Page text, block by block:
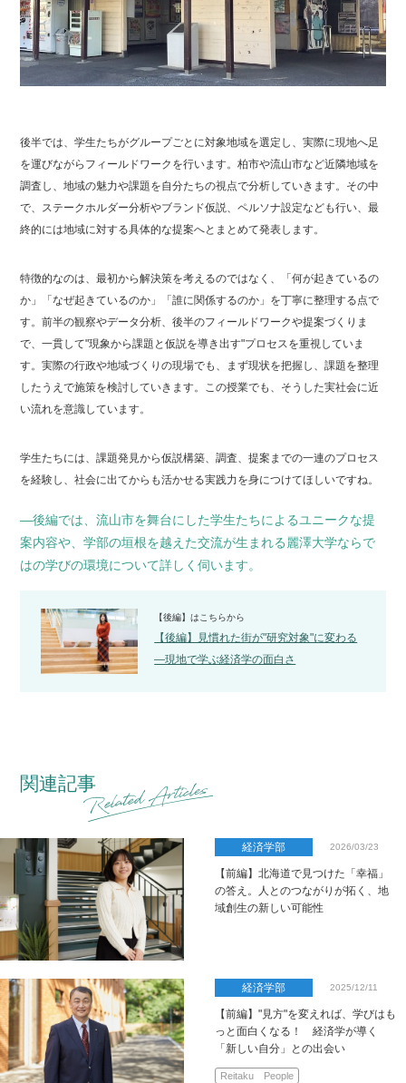
後半では、学生たちがグループごとに対象地域を選定し、実際に現地へ足
を運びながらフィールドワークを行います。柏市や流山市など近隣地域を
調査し、地域の魅力や課題を自分たちの視点で分析していきます。その中
で、ステークホルダー分析やブランド仮説、ペルソナ設定なども行い、最
終的には地域に対する具体的な提案へとまとめて発表します。
特徴的なのは、最初から解決策を考えるのではなく、「何が起きているの
か」「なぜ起きているのか」「誰に関係するのか」を丁寧に整理する点で
す。前半の観察やデータ分析、後半のフィールドワークや提案づくりま
で、一貫して"現象から課題と仮説を導き出す"プロセスを重視していま
す。実際の行政や地域づくりの現場でも、まず現状を把握し、課題を整理
したうえで施策を検討していきます。この授業でも、そうした実社会に近
い流れを意識しています。
学生たちには、課題発見から仮説構築、調査、提案までの一連のプロセス
を経験し、社会に出てからも活かせる実践力を身につけてほしいですね。
―後編では、流山市を舞台にした学生たちによるユニークな提
案内容や、学部の垣根を越えた交流が生まれる麗澤大学ならで
はの学びの環境について詳しく伺います。
【後編】はこちらから
【後編】見慣れた街が"研究対象"に変わる
―現地で学ぶ経済学の面白さ
関連記事
経済学部 2026/03/23
【前編】北海道で見つけた「幸福」
の答え。人とのつながりが拓く、地
域創生の新しい可能性
経済学部 2025/12/11
【前編】"見方"を変えれば、学びはも
っと面白くなる！ 経済学が導く
「新しい自分」との出会い
Reitaku People